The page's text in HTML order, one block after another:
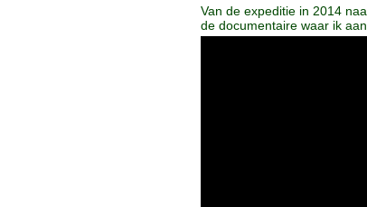
Van de expeditie in 2014
de documentaire waar ik